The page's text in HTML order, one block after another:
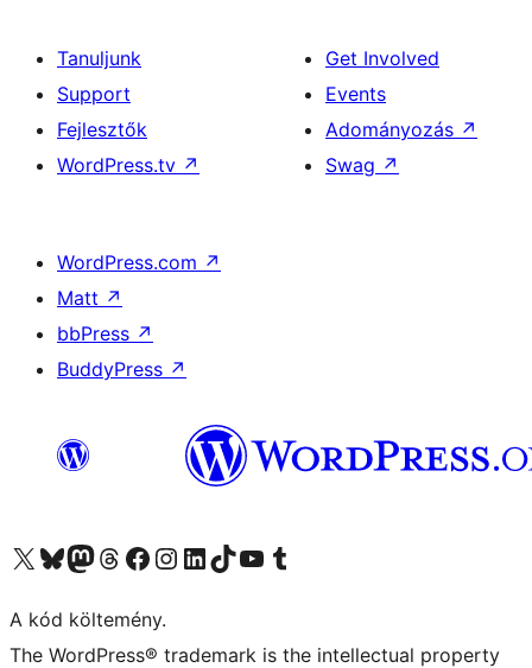
Tanuljunk
Support
Fejlesztők
WordPress.tv ↗
Get Involved
Events
Adományozás ↗
Swag ↗
WordPress.com ↗
Matt ↗
bbPress ↗
BuddyPress ↗
Visit our X (formerly Twitter) account
Visit our Bluesky account
Twitter csatornánk
Visit our Threads account
Facebook oldalunk megtekintése
Visit our Instagram account
Visit our LinkedIn account
Visit our TikTok account
Visit our YouTube channel
Visit our Tumblr account
A kód költemény.
The WordPress® trademark is the intellectual property